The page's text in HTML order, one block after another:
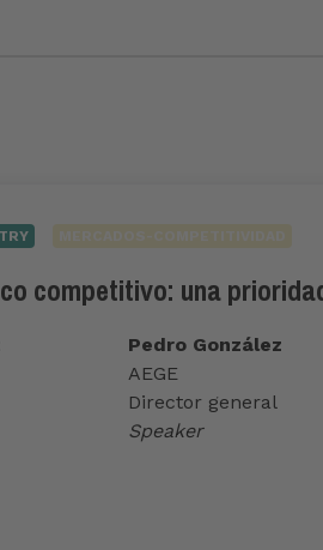
competitivo: una
Pedro González
AEGE
Director general
Speaker